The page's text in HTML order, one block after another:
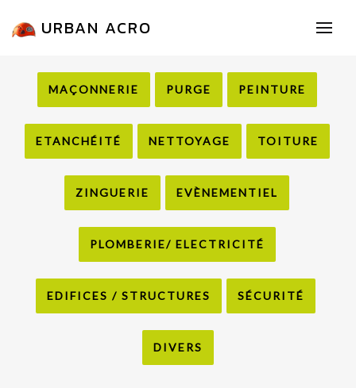
URBAN ACRO
MAÇONNERIE PURGE PEINTURE
ETANCHÉITÉ NETTOYAGE TOITURE
ZINGUERIE EVÈNEMENTIEL
PLOMBERIE/ ELECTRICITÉ
EDIFICES / STRUCTURES SÉCURITÉ
DIVERS